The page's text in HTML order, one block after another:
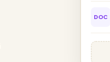
DOC